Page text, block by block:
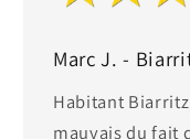
Marc J. -
Habitant
mauvais du fait